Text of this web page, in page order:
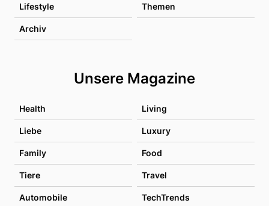
Lifestyle Themen
Archiv
Unsere Magazine
Health Living
Liebe Luxury
Family Food
Tiere Travel
Automobile TechTrends